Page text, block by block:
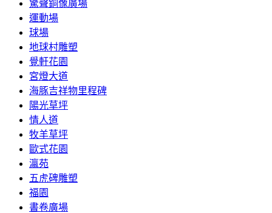
驚聲銅像廣場
運動場
球場
地球村雕塑
覺軒花園
宮燈大道
海豚吉祥物里程碑
陽光草坪
情人道
牧羊草坪
歐式花園
瀛苑
五虎碑雕塑
福園
書卷廣場